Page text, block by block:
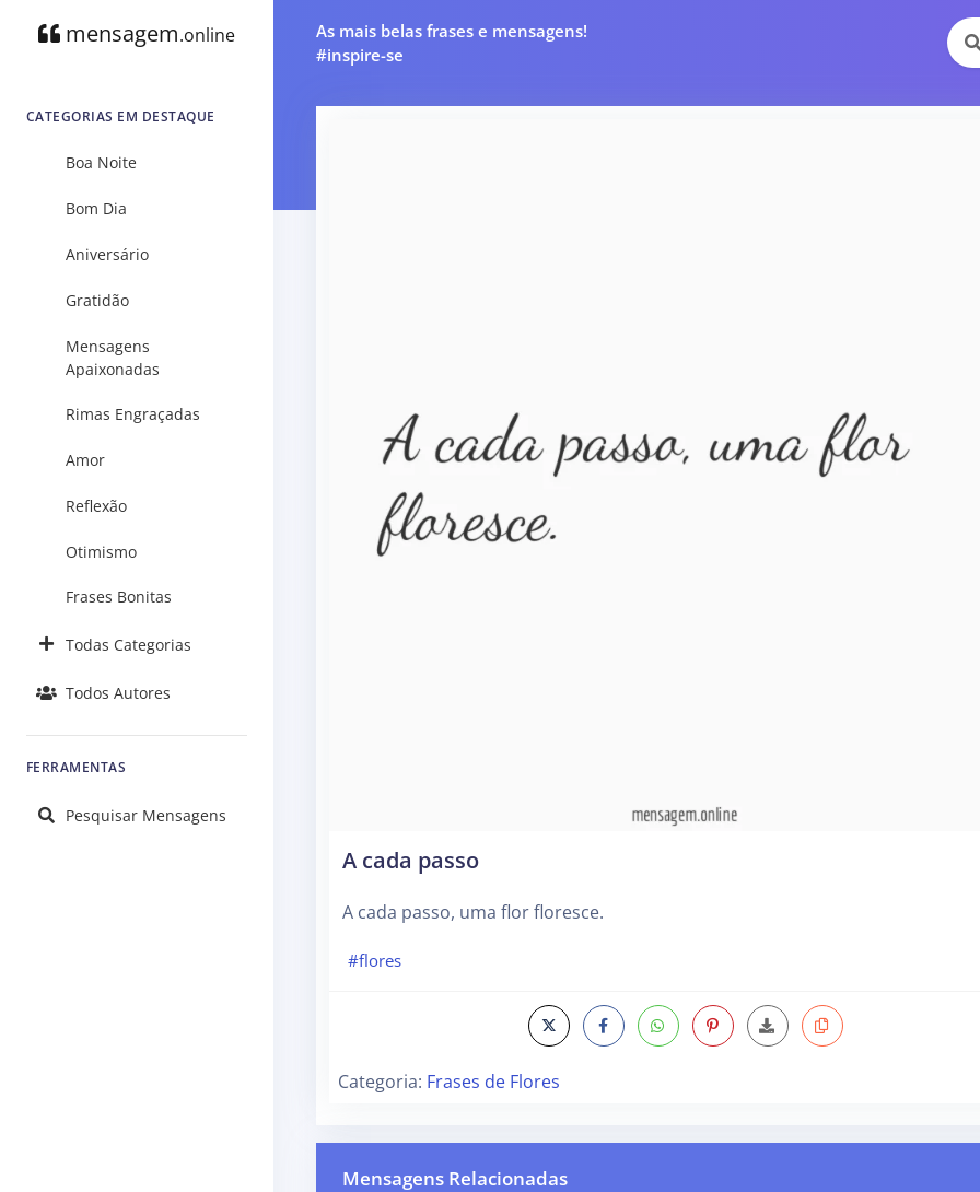
mensagem.online
CATEGORIAS EM DESTAQUE
Boa Noite
Bom Dia
Aniversário
Gratidão
Mensagens
Apaixonadas
Rimas Engraçadas
Amor
Reflexão
Otimismo
Frases Bonitas
Todas Categorias
Todos Autores
FERRAMENTAS
Pesquisar Mensagens
As mais belas frases e mensagens!
#inspire-se
A cada passo
A cada passo, uma flor floresce.
#flores
Categoria: Frases de Flores
Mensagens Relacionadas